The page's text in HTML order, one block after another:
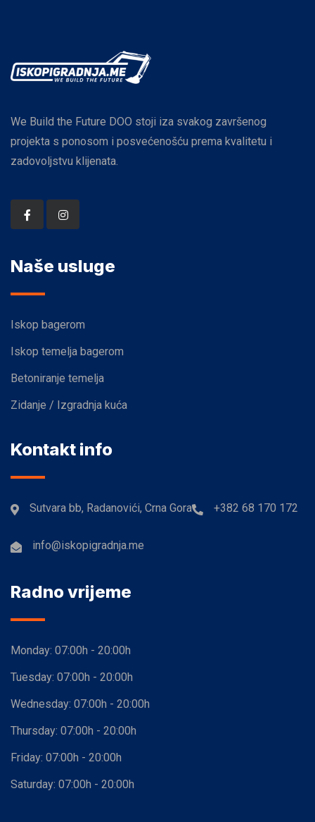
We Build the Future DOO stoji iza svakog završenog
projekta s ponosom i posvećenošću prema kvalitetu i
zadovoljstvu klijenata.
Naše usluge
Iskop bagerom
Iskop temelja bagerom
Betoniranje temelja
Zidanje / Izgradnja kuća
Kontakt info
Sutvara bb, Radanovići, Crna Gora +382 68 170 172
info@iskopigradnja.me
Radno vrijeme
Monday: 07:00h - 20:00h
Tuesday: 07:00h - 20:00h
Wednesday: 07:00h - 20:00h
Thursday: 07:00h - 20:00h
Friday: 07:00h - 20:00h
Saturday: 07:00h - 20:00h